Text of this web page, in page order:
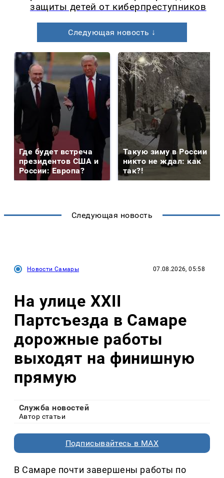
защиты детей от киберпреступников
Следующая новость ↓
Где будет встреча
президентов США и
России: Европа?
Такую зиму в России
никто не ждал: как
так?!
Следующая новость
Новости Самары 07.08.2026, 05:58
На улице XXII
Партсъезда в Самаре
дорожные работы
выходят на финишную
прямую
Служба новостей
Автор статьи
Подписывайтесь в MAX
В Самаре почти завершены работы по